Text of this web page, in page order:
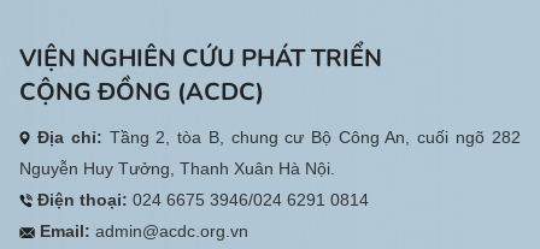
VIỆN NGHIÊN CỨU PHÁT TRIỂN
CỘNG ĐỒNG (ACDC)
Địa chỉ: Tầng 2, tòa B, chung cư Bộ Công An, cuối ngõ 282
Nguyễn Huy Tưởng, Thanh Xuân Hà Nội.
Điện thoại: 024 6675 3946/024 6291 0814
Email: admin@acdc.org.vn